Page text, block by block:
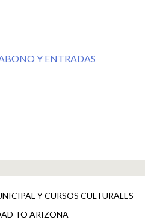
Y ENTRADAS
Y CURSOS CULTURALES
TO ARIZONA